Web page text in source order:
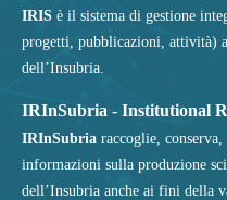
IRIS è il sistema di gestione
progetti, pubblicazioni, attività)
dell’Insubria.
IRInSubria - Institutional
IRInSubria raccoglie,
informazioni sulla produzione
dell’Insubria anche ai fini della